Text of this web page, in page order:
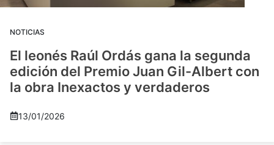
NOTICIAS
El leonés Raúl Ordás gana la segunda
edición del Premio Juan Gil-Albert con
la obra Inexactos y verdaderos
13/01/2026